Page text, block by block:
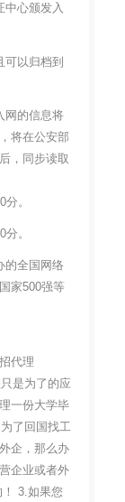
中心颁发入
可以归档到
网的信息将
将在公安部
，同步读取
。
。
的全国网络
家500强等
代理
是为了的应
一份大学毕
了回国找工
企，那么办
企业或者外
3.如果您